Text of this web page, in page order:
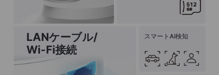
LANケーブル/
Wi-Fi接続
スマートAI検知